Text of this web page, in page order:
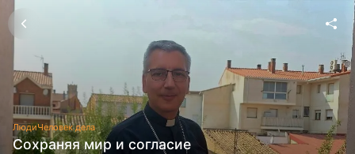
ЛюдиЧеловек дела
Сохраняя мир и согласие